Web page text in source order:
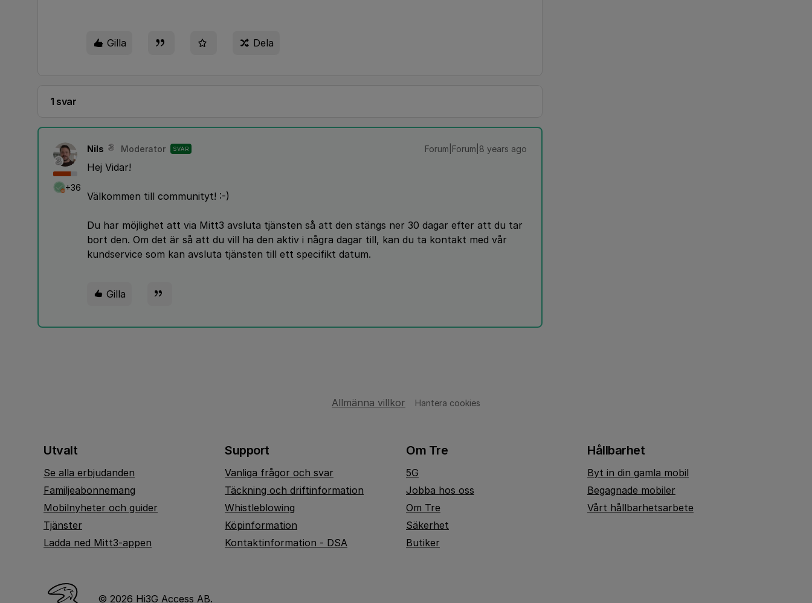
Gilla Dela
1 svar
+36
Nils Moderator SVAR Forum|Forum|8 years ago
Hej Vidar!
Välkommen till communityt! :-)
Du har möjlighet att via Mitt3 avsluta tjänsten så att den stängs ner 30 dagar efter att du tar
bort den. Om det är så att du vill ha den aktiv i några dagar till, kan du ta kontakt med vår
kundservice som kan avsluta tjänsten till ett specifikt datum.
Gilla
Allmänna villkor Hantera cookies
Utvalt
Se alla erbjudanden
Familjeabonnemang
Mobilnyheter och guider
Tjänster
Ladda ned Mitt3-appen
Support
Vanliga frågor och svar
Täckning och driftinformation
Whistleblowing
Köpinformation
Kontaktinformation - DSA
Om Tre
5G
Jobba hos oss
Om Tre
Säkerhet
Butiker
Hållbarhet
Byt in din gamla mobil
Begagnade mobiler
Vårt hållbarhetsarbete
© 2026 Hi3G Access AB.